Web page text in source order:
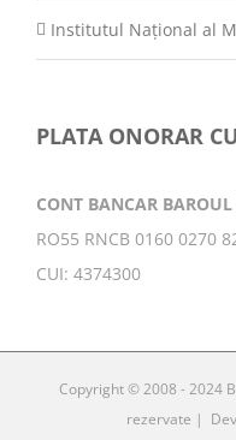
Institutul Național al
PLATA ONORAR
CONT BANCAR
RO55 RNCB 0160 0270
CUI: 4374300
Copyright © 2008 - 2024
rezervate |